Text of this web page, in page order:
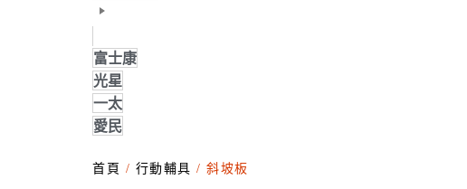
富士康
光星
一太
愛民
首頁 / 行動輔具 / 斜坡板